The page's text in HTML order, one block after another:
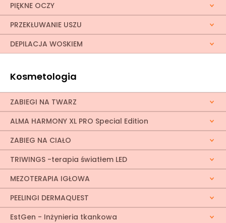
PIĘKNE OCZY
PRZEKŁUWANIE USZU
DEPILACJA WOSKIEM
Kosmetologia
ZABIEGI NA TWARZ
ALMA HARMONY XL PRO Special Edition
ZABIEG NA CIAŁO
TRIWINGS -terapia światłem LED
MEZOTERAPIA IGŁOWA
PEELINGI DERMAQUEST
EstGen - Inżynieria tkankowa